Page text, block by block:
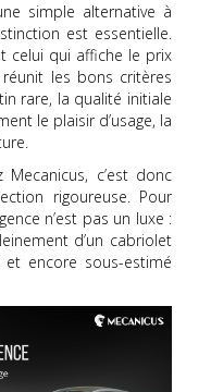
simple alternative à
est essentielle.
celui qui affiche le prix
les bons critères
rare, la qualité initiale
le plaisir d’usage, la
c’est donc
rigoureuse. Pour
n’est pas un luxe :
d’un cabriolet
encore sous-estimé